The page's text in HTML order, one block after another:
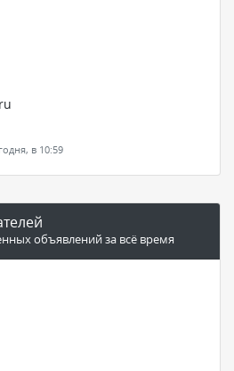
в 10:59
объявлений за всё время